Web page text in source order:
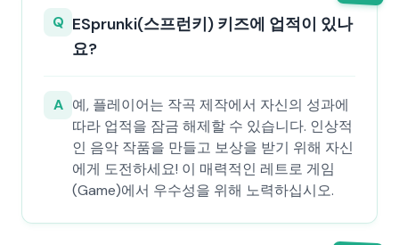
Q ESprunki(스프런키) 키즈에 업적이 있나
요?
A 예, 플레이어는 작곡 제작에서 자신의 성과에
따라 업적을 잠금 해제할 수 있습니다. 인상적
인 음악 작품을 만들고 보상을 받기 위해 자신
에게 도전하세요! 이 매력적인 레트로 게임
(Game)에서 우수성을 위해 노력하십시오.